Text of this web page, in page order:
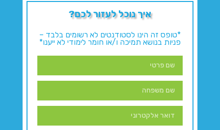
איך נוכל לעזור לכם?
*טופס זה הינו לסטודנטים לא רשומים בלבד –
פניות בנושא תמיכה ו/או חומר לימודי לא ייענו*